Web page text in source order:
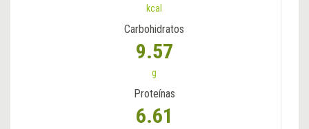
kcal
Carbohidratos
9.57
g
Proteínas
6.61